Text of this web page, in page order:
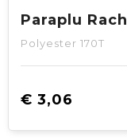
Polyester 170T
€ 3,06